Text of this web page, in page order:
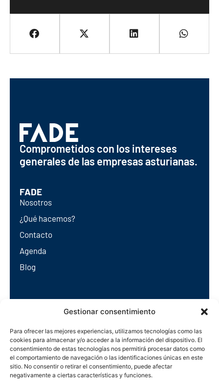
Gestionar consentimiento
Para ofrecer las mejores experiencias, utilizamos tecnologías como las
cookies para almacenar y/o acceder a la información del dispositivo. El
consentimiento de estas tecnologías nos permitirá procesar datos como
el comportamiento de navegación o las identificaciones únicas en este
sitio. No consentir o retirar el consentimiento, puede afectar
negativamente a ciertas características y funciones.
Comprometidos con los intereses
generales de las empresas asturianas.
FADE
Nosotros
¿Qué hacemos?
Contacto
Agenda
Blog
Redes sociales